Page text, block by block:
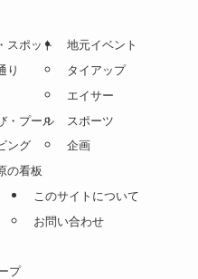
スポット
り
・プール
ング
の看板
地元イベント
タイアップ
エイサー
スポーツ
企画
プ
このサイトについて
お問い合わせ